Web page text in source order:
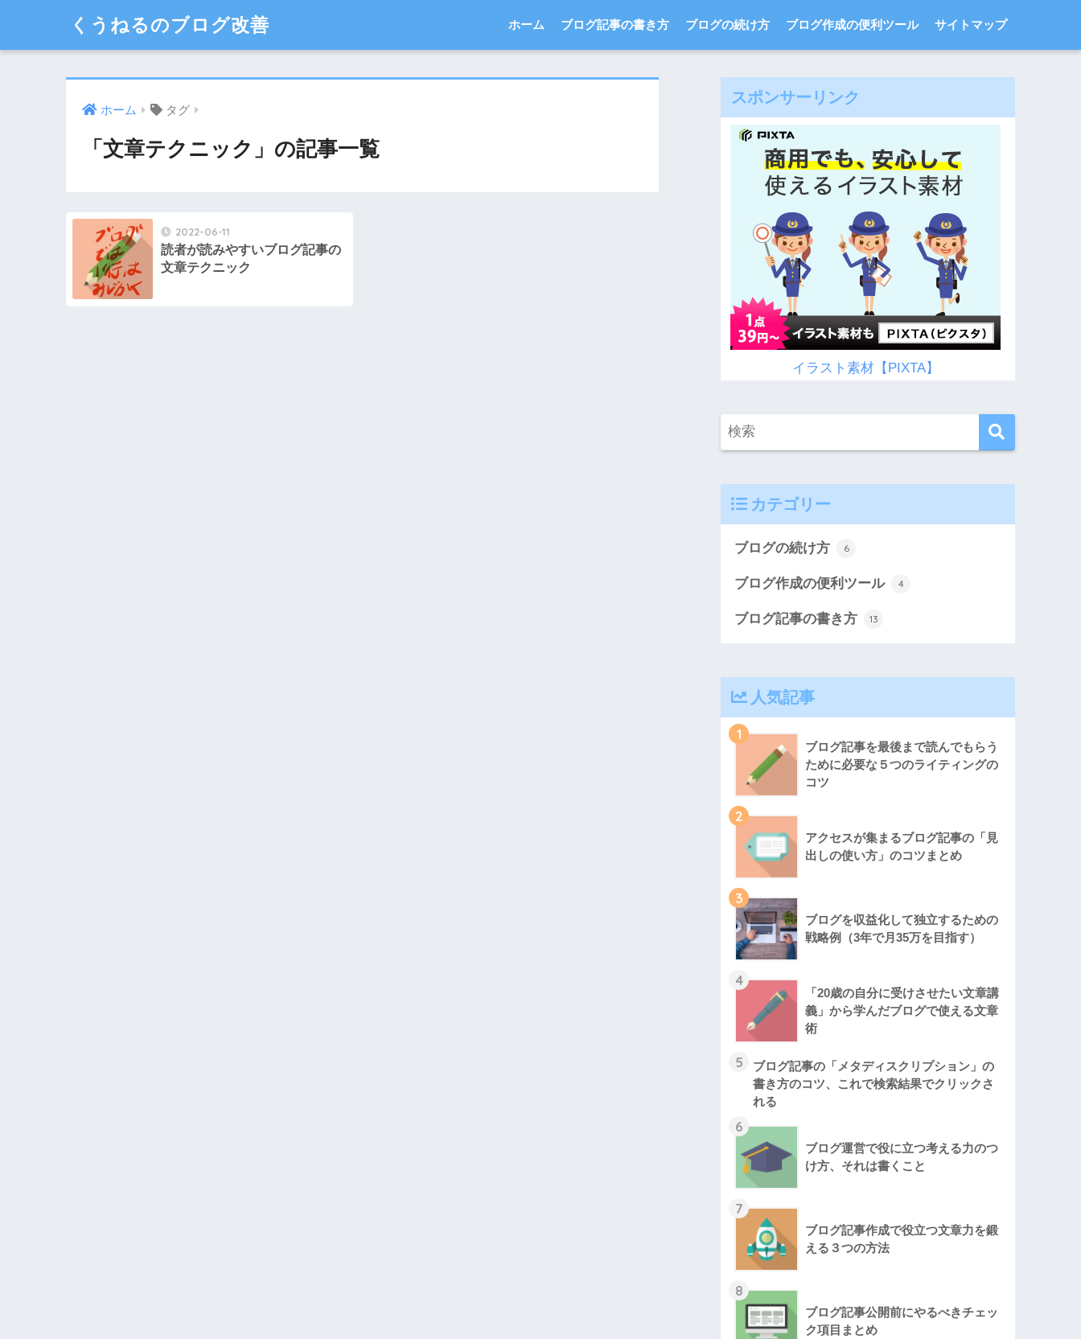
くうねるのブログ改善 ホーム ブログ記事の書き方 ブログの続け方 ブログ作成の便利ツール サイトマップ
ホーム タグ
「文章テクニック」の記事一覧
2022-06-11
読者が読みやすいブログ記事の
文章テクニック
スポンサーリンク
イラスト素材【PIXTA】
カテゴリー
ブログの続け方 6
ブログ作成の便利ツール 4
ブログ記事の書き方 13
人気記事
1
ブログ記事を最後まで読んでもらう
ために必要な５つのライティングの
コツ
2
アクセスが集まるブログ記事の「見
出しの使い方」のコツまとめ
3
ブログを収益化して独立するための
戦略例（3年で月35万を目指す）
4
「20歳の自分に受けさせたい文章講
義」から学んだブログで使える文章
術
5
ブログ記事の「メタディスクリプション」の
書き方のコツ、これで検索結果でクリックさ
れる
6
ブログ運営で役に立つ考える力のつ
け方、それは書くこと
7
ブログ記事作成で役立つ文章力を鍛
える３つの方法
8
ブログ記事公開前にやるべきチェッ
ク項目まとめ